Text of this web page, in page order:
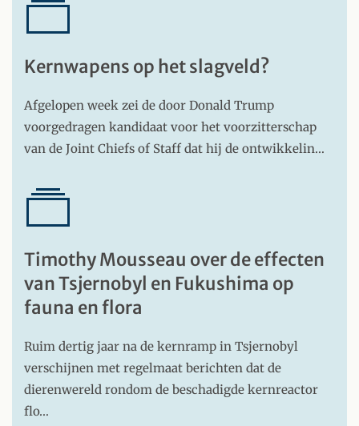
Kernwapens op het slagveld?
Afgelopen week zei de door Donald Trump
voorgedragen kandidaat voor het voorzitterschap
van de Joint Chiefs of Staff dat hij de ontwikkelin…
Timothy Mousseau over de effecten
van Tsjernobyl en Fukushima op
fauna en flora
Ruim dertig jaar na de kernramp in Tsjernobyl
verschijnen met regelmaat berichten dat de
dierenwereld rondom de beschadigde kernreactor
flo…